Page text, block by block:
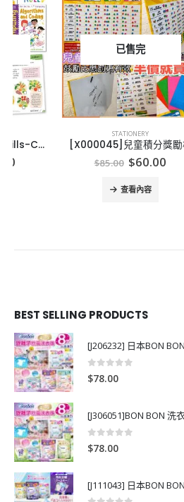
已售完
[X000045]兒童積分獎勵板
Original
$85.00.
60.00Current
price
is:
$60.00.
BEST SELLING PRODUCTS
0
$78.00
[J306051]BON BON 洗
0
$78.00